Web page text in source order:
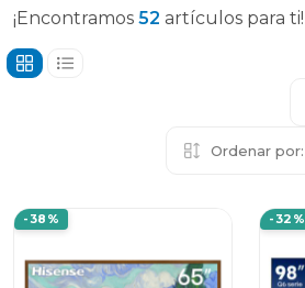
¡Encontramos 52 artículos para ti!
Ordenar por:
-38% -32%